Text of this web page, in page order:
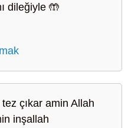
dileğiyle 🤲
çıkar amin Allah
inşallah